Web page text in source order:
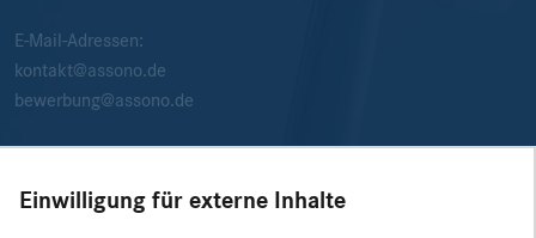
E-Mail-Adressen:
kontakt@assono.de
bewerbung@assono.de
Einwilligung für externe Inhalte